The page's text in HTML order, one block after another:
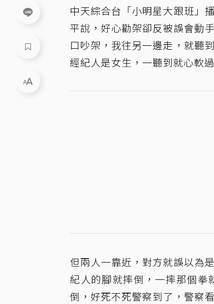
中天綜合台「小明星大跟班」
平說，好心勸架卻反被誤會動
口吵架，我往另一邊走，就聽
經紀人是女生，一聽到就心軟
但兩人一靠近，對方就誤以為
紀人的腳就摔倒，一摔那個拳
倒，好死不死警察到了，警察